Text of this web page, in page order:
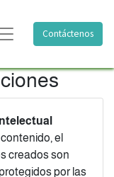
Contáctenos
el
creados son
por las